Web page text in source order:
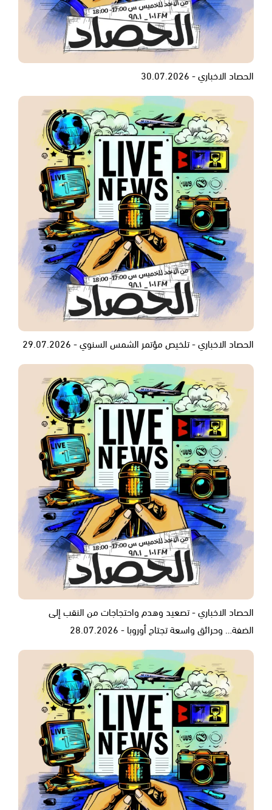
الحصاد الاخباري - 30.07.2026
الحصاد الاخباري - تلخيص مؤتمر الشمس السنوي - 29.07.2026
الحصاد الاخباري - تصعيد وهدم واحتجاجات من النقب إلى
الضفة… وحرائق واسعة تجتاح أوروبا - 28.07.2026